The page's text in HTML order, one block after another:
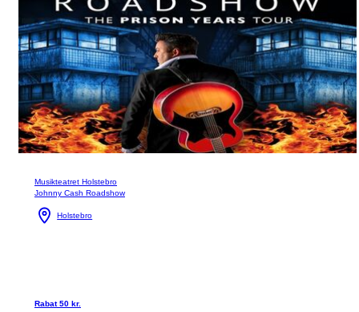
Musikteatret Holstebro
Johnny Cash Roadshow
Holstebro
Rabat 50 kr.